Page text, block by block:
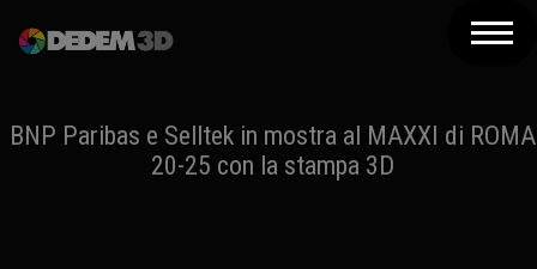
Prodotti
Soluzioni 3D
BNP Paribas e Selltek in mostra al MAXXI di ROMA
20-25 con la stampa 3D